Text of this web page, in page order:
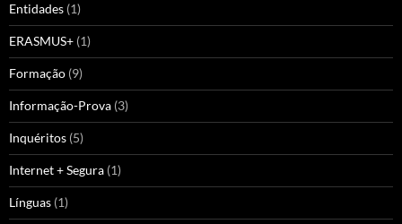
Entidades (1)
ERASMUS+ (1)
Formação (9)
Informação-Prova (3)
Inquéritos (5)
Internet + Segura (1)
Línguas (1)